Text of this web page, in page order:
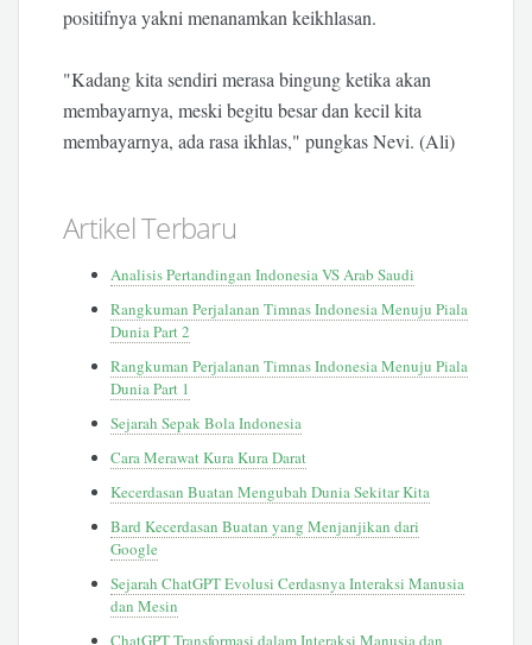
positifnya yakni menanamkan keikhlasan.
"Kadang kita sendiri merasa bingung ketika akan
membayarnya, meski begitu besar dan kecil kita
membayarnya, ada rasa ikhlas," pungkas Nevi. (Ali)
Artikel Terbaru
Analisis Pertandingan Indonesia VS Arab Saudi
Rangkuman Perjalanan Timnas Indonesia Menuju Piala
Dunia Part 2
Rangkuman Perjalanan Timnas Indonesia Menuju Piala
Dunia Part 1
Sejarah Sepak Bola Indonesia
Cara Merawat Kura Kura Darat
Kecerdasan Buatan Mengubah Dunia Sekitar Kita
Bard Kecerdasan Buatan yang Menjanjikan dari
Google
Sejarah ChatGPT Evolusi Cerdasnya Interaksi Manusia
dan Mesin
ChatGPT Transformasi dalam Interaksi Manusia dan